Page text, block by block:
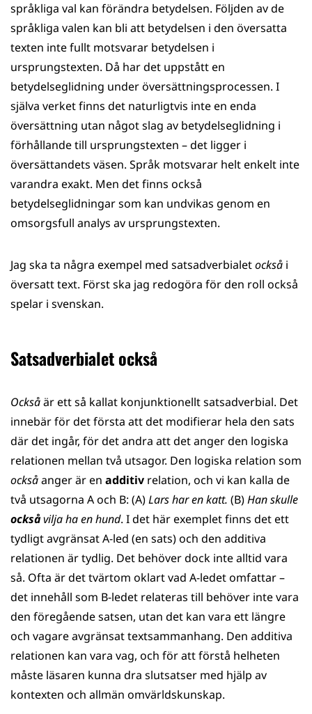
språkliga val kan förändra betydelsen. Följden av de
språkliga valen kan bli att betydelsen i den översatta
texten inte fullt motsvarar betydelsen i
ursprungstexten. Då har det uppstått en
betydelseglidning under översättningsprocessen. I
själva verket finns det naturligtvis inte en enda
översättning utan något slag av betydelseglidning i
förhållande till ursprungstexten – det ligger i
översättandets väsen. Språk motsvarar helt enkelt inte
varandra exakt. Men det finns också
betydelseglidningar som kan undvikas genom en
omsorgsfull analys av ursprungstexten.
Jag ska ta några exempel med satsadverbialetockså i
översatt text. Först ska jag redogöra för den roll också
spelar i svenskan.
Satsadverbialet också
Ocksåär ett så kallat konjunktionellt satsadverbial. Det
innebär för det första att det modifierar hela den sats
där det ingår, för det andra att det anger den logiska
relationen mellan två utsagor. Den logiska relation som
ocksåanger är en additiv relation, och vi kan kalla de
två utsagorna A och B: (A)Lars har en katt. (B)Han skulle
ocksåvilja ha en hund. I det här exemplet finns det ett
tydligt avgränsat A-led (en sats) och den additiva
relationen är tydlig. Det behöver dock inte alltid vara
så. Ofta är det tvärtom oklart vad A-ledet omfattar –
det innehåll som B-ledet relateras till behöver inte vara
den föregående satsen, utan det kan vara ett längre
och vagare avgränsat textsammanhang. Den additiva
relationen kan vara vag, och för att förstå helheten
måste läsaren kunna dra slutsatser med hjälp av
kontexten och allmän omvärldskunskap.